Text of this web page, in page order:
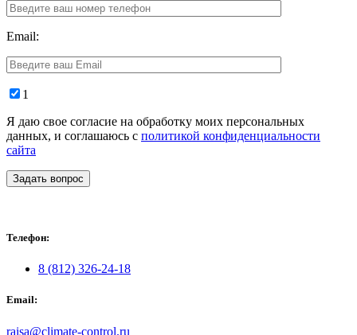
Email:
1
Я даю свое согласие на обработку моих персональных
данных, и соглашаюсь с политикой конфиденциальности
сайта
Задать вопрос
Телефон:
8 (812) 326-24-18
Email:
raisa@climate-control.ru